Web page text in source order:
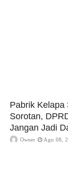
Pabrik Kelapa
Sorotan,
Jangan Jadi
Owner Agu 08,